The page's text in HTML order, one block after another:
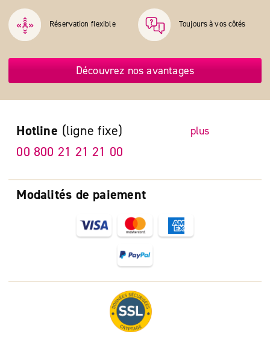
Découvrez nos avantages
Hotline (ligne fixe)